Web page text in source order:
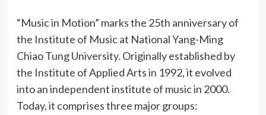
“Music in Motion” marks the 25th anniversary of
the Institute of Music at National Yang-Ming
Chiao Tung University. Originally established by
the Institute of Applied Arts in 1992, it evolved
into an independent institute of music in 2000.
Today, it comprises three major groups: